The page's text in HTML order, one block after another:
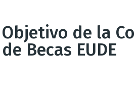
Objetivo de la
de Becas EUDE